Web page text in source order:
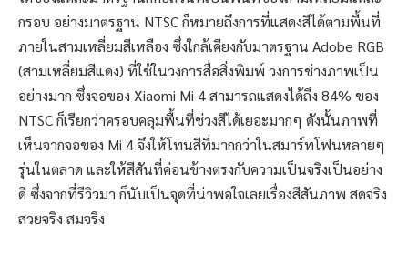
กรอบ อย่างมาตรฐาน NTSC ก็หมายถึงการที่แสดงสีได้ตามพื้นที่
ภายในสามเหลี่ยมสีเหลือง ซึ่งใกล้เคียงกับมาตรฐาน Adobe RGB
(สามเหลี่ยมสีแดง) ที่ใช้ในวงการสื่อสิ่งพิมพ์ วงการช่างภาพเป็น
อย่างมาก ซึ่งจอของ Xiaomi Mi 4 สามารถแสดงได้ถึง 84% ของ
NTSC ก็เรียกว่าครอบคลุมพื้นที่ช่วงสีได้เยอะมากๆ ดังนั้นภาพที่
เห็นจากจอของ Mi 4 จึงให้โทนสีที่มากกว่าในสมาร์ทโฟนหลายๆ
รุ่นในตลาด และให้สีสันที่ค่อนข้างตรงกับความเป็นจริงเป็นอย่าง
ดี ซึ่งจากที่รีวิวมา ก็นับเป็นจุดที่น่าพอใจเลยเรื่องสีสันภาพ สดจริง
สวยจริง สมจริง